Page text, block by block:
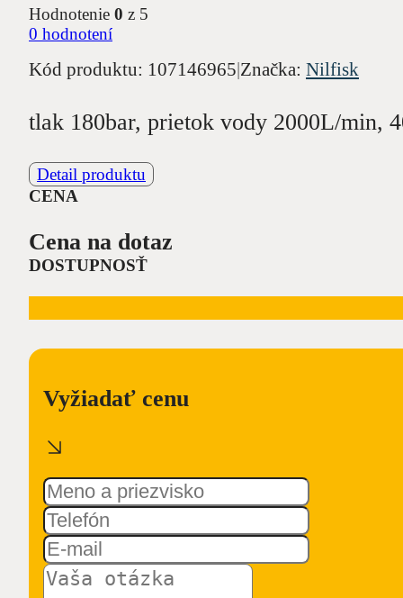
Hodnotenie 0 z 5
0 hodnotení
Kód produktu: 107146965|Značka: Nilfisk
tlak 180bar, prietok vody 2000L/min,
Detail produktu
CENA
Cena na dotaz
DOSTUPNOSŤ
Vyžiadať cenu